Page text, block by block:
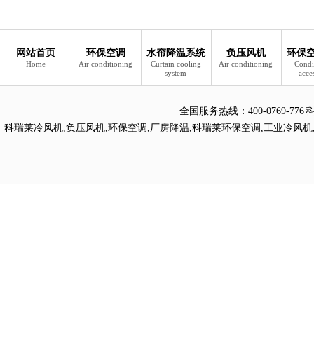
网站首页
Home
环保空调
Air conditioning
水帘降温系统
Curtain cooling
system
负压风机
Air conditioning
环保
全国服务热线： 400-0769-776
科瑞莱冷风机,负压风机,环保空调 ,厂房降温,科瑞莱环保空调 ,工业冷风机